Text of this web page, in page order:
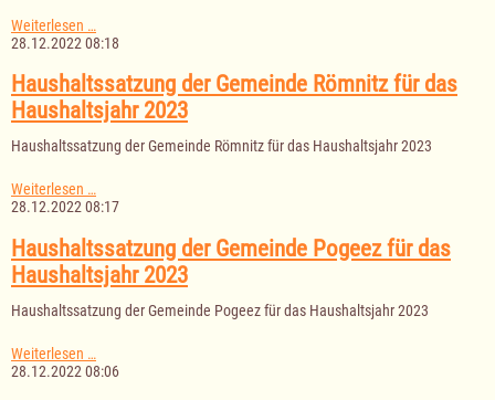
Weiterlesen …
der
Harmsdorf
für
das
2023
28.12.2022 08:18
Haushaltssatzung der Gemeinde Römnitz für das
Haushaltsjahr 2023
Haushaltssatzung der Gemeinde Römnitz für das Haushaltsjahr 2023
Weiterlesen …
der
Römnitz
für
das
2023
28.12.2022 08:17
Haushaltssatzung der Gemeinde Pogeez für das
Haushaltsjahr 2023
Haushaltssatzung der Gemeinde Pogeez für das Haushaltsjahr 2023
Weiterlesen …
der
28.12.2022 08:06